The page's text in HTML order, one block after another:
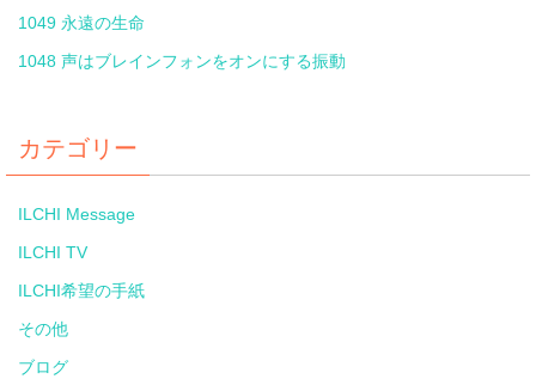
1049 永遠の生命
1048 声はブレインフォンをオンにする振動
カテゴリー
ILCHI Message
ILCHI TV
ILCHI希望の手紙
その他
ブログ